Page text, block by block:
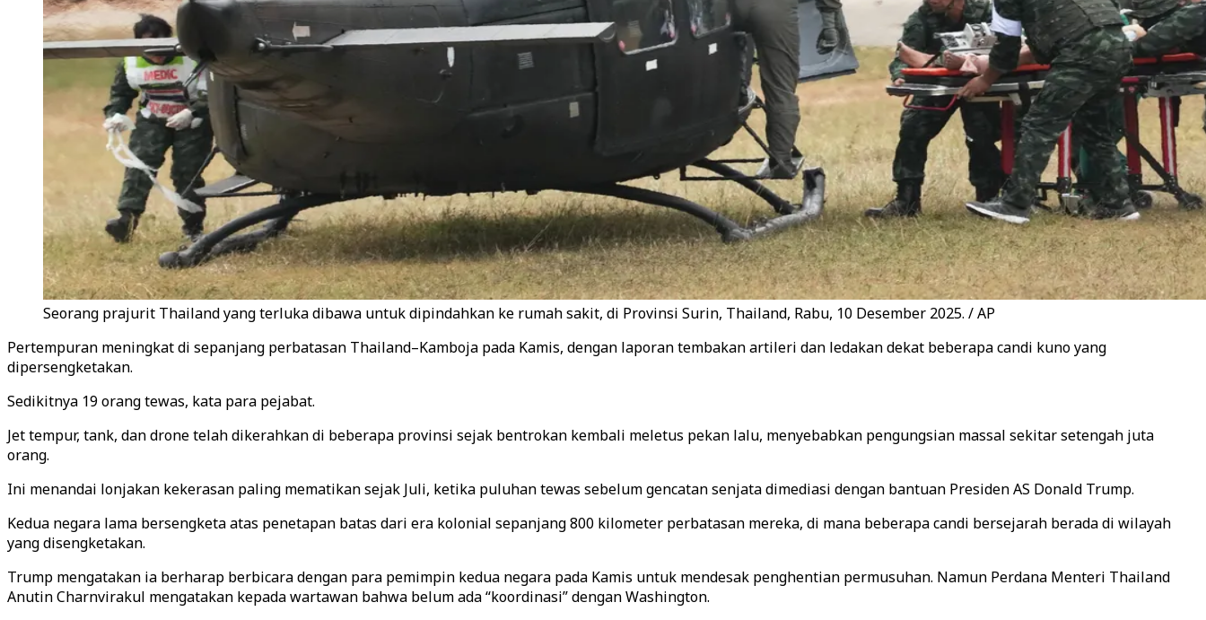
Seorang prajurit Thailand yang terluka dibawa untuk dipindahkan ke rumah sakit, di Provinsi Surin, Thailand, Rabu, 10 Desember 2025. / AP
Pertempuran meningkat di sepanjang perbatasan Thailand–Kamboja pada Kamis, dengan laporan tembakan artileri dan ledakan dekat beberapa candi kuno yang
dipersengketakan.
Sedikitnya 19 orang tewas, kata para pejabat.
Jet tempur, tank, dan drone telah dikerahkan di beberapa provinsi sejak bentrokan kembali meletus pekan lalu, menyebabkan pengungsian massal sekitar setengah juta
orang.
Ini menandai lonjakan kekerasan paling mematikan sejak Juli, ketika puluhan tewas sebelum gencatan senjata dimediasi dengan bantuan Presiden AS Donald Trump.
Kedua negara lama bersengketa atas penetapan batas dari era kolonial sepanjang 800 kilometer perbatasan mereka, di mana beberapa candi bersejarah berada di wilayah
yang disengketakan.
Trump mengatakan ia berharap berbicara dengan para pemimpin kedua negara pada Kamis untuk mendesak penghentian permusuhan. Namun Perdana Menteri Thailand
Anutin Charnvirakul mengatakan kepada wartawan bahwa belum ada “koordinasi” dengan Washington.